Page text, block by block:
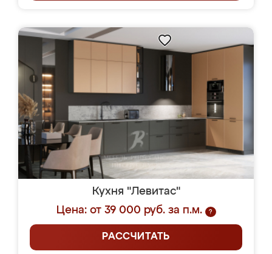
Кухня "Левитас"
Цена: от 39 000 руб. за п.м.
?
РАССЧИТАТЬ